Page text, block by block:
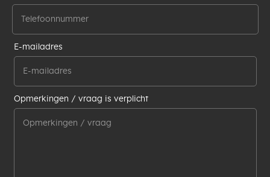
E-mailadres
Opmerkingen / vraag is verplicht